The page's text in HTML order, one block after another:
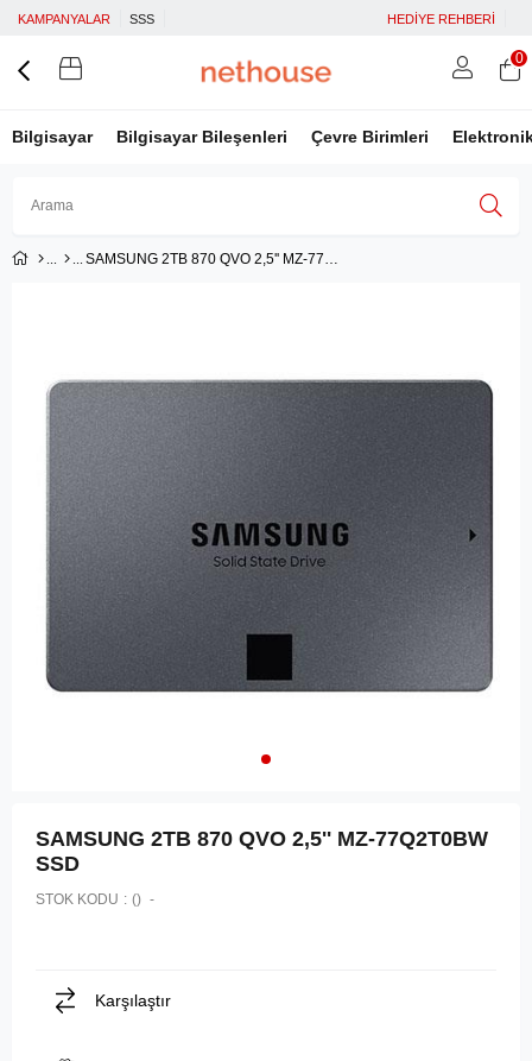
KAMPANYALAR SSS HEDİYE REHBERİ
Bilgisayar Bilgisayar Bileşenleri Çevre Birimleri
Üye Ol
0
SAMSUNG 2TB 870 QVO 2,5'' MZ-77Q2T0BW SSD
SAMSUNG 2TB 870 QVO 2,5'' MZ-77Q2T0BW
SSD
STOK KODU ()
Karşılaştır